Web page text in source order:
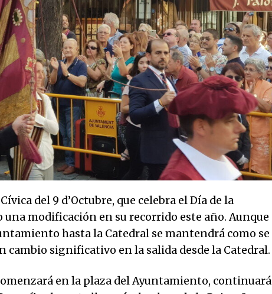
del 9 d’Octubre, que celebra el Día de la
modificación en su recorrido este año. Aunque
hasta la Catedral se mantendrá como se
significativo en la salida desde la Catedral.
en la plaza del Ayuntamiento, continuará